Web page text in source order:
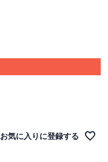
お気に入りに登録する